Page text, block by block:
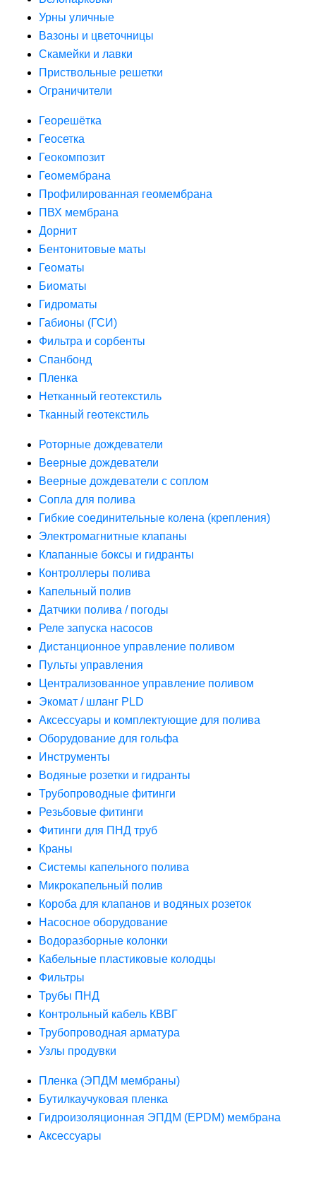
Урны уличные
Вазоны и цветочницы
Скамейки и лавки
Приствольные решетки
Ограничители
Георешётка
Геосетка
Геокомпозит
Геомембрана
Профилированная геомембрана
ПВХ мембрана
Дорнит
Бентонитовые маты
Геоматы
Биоматы
Гидроматы
Габионы (ГСИ)
Фильтра и сорбенты
Спанбонд
Пленка
Нетканный геотекстиль
Тканный геотекстиль
Роторные дождеватели
Веерные дождеватели
Веерные дождеватели с соплом
Сопла для полива
Гибкие соединительные колена (крепления)
Электромагнитные клапаны
Клапанные боксы и гидранты
Контроллеры полива
Капельный полив
Датчики полива / погоды
Реле запуска насосов
Дистанционное управление поливом
Пульты управления
Централизованное управление поливом
Экомат / шланг PLD
Аксессуары и комплектующие для полива
Оборудование для гольфа
Инструменты
Водяные розетки и гидранты
Трубопроводные фитинги
Резьбовые фитинги
Фитинги для ПНД труб
Краны
Системы капельного полива
Микрокапельный полив
Короба для клапанов и водяных розеток
Насосное оборудование
Водоразборные колонки
Кабельные пластиковые колодцы
Фильтры
Трубы ПНД
Контрольный кабель КВВГ
Трубопроводная арматура
Узлы продувки
Пленка (ЭПДМ мембраны)
Бутилкаучуковая пленка
Гидроизоляционная ЭПДМ (EPDM) мембрана
Аксессуары